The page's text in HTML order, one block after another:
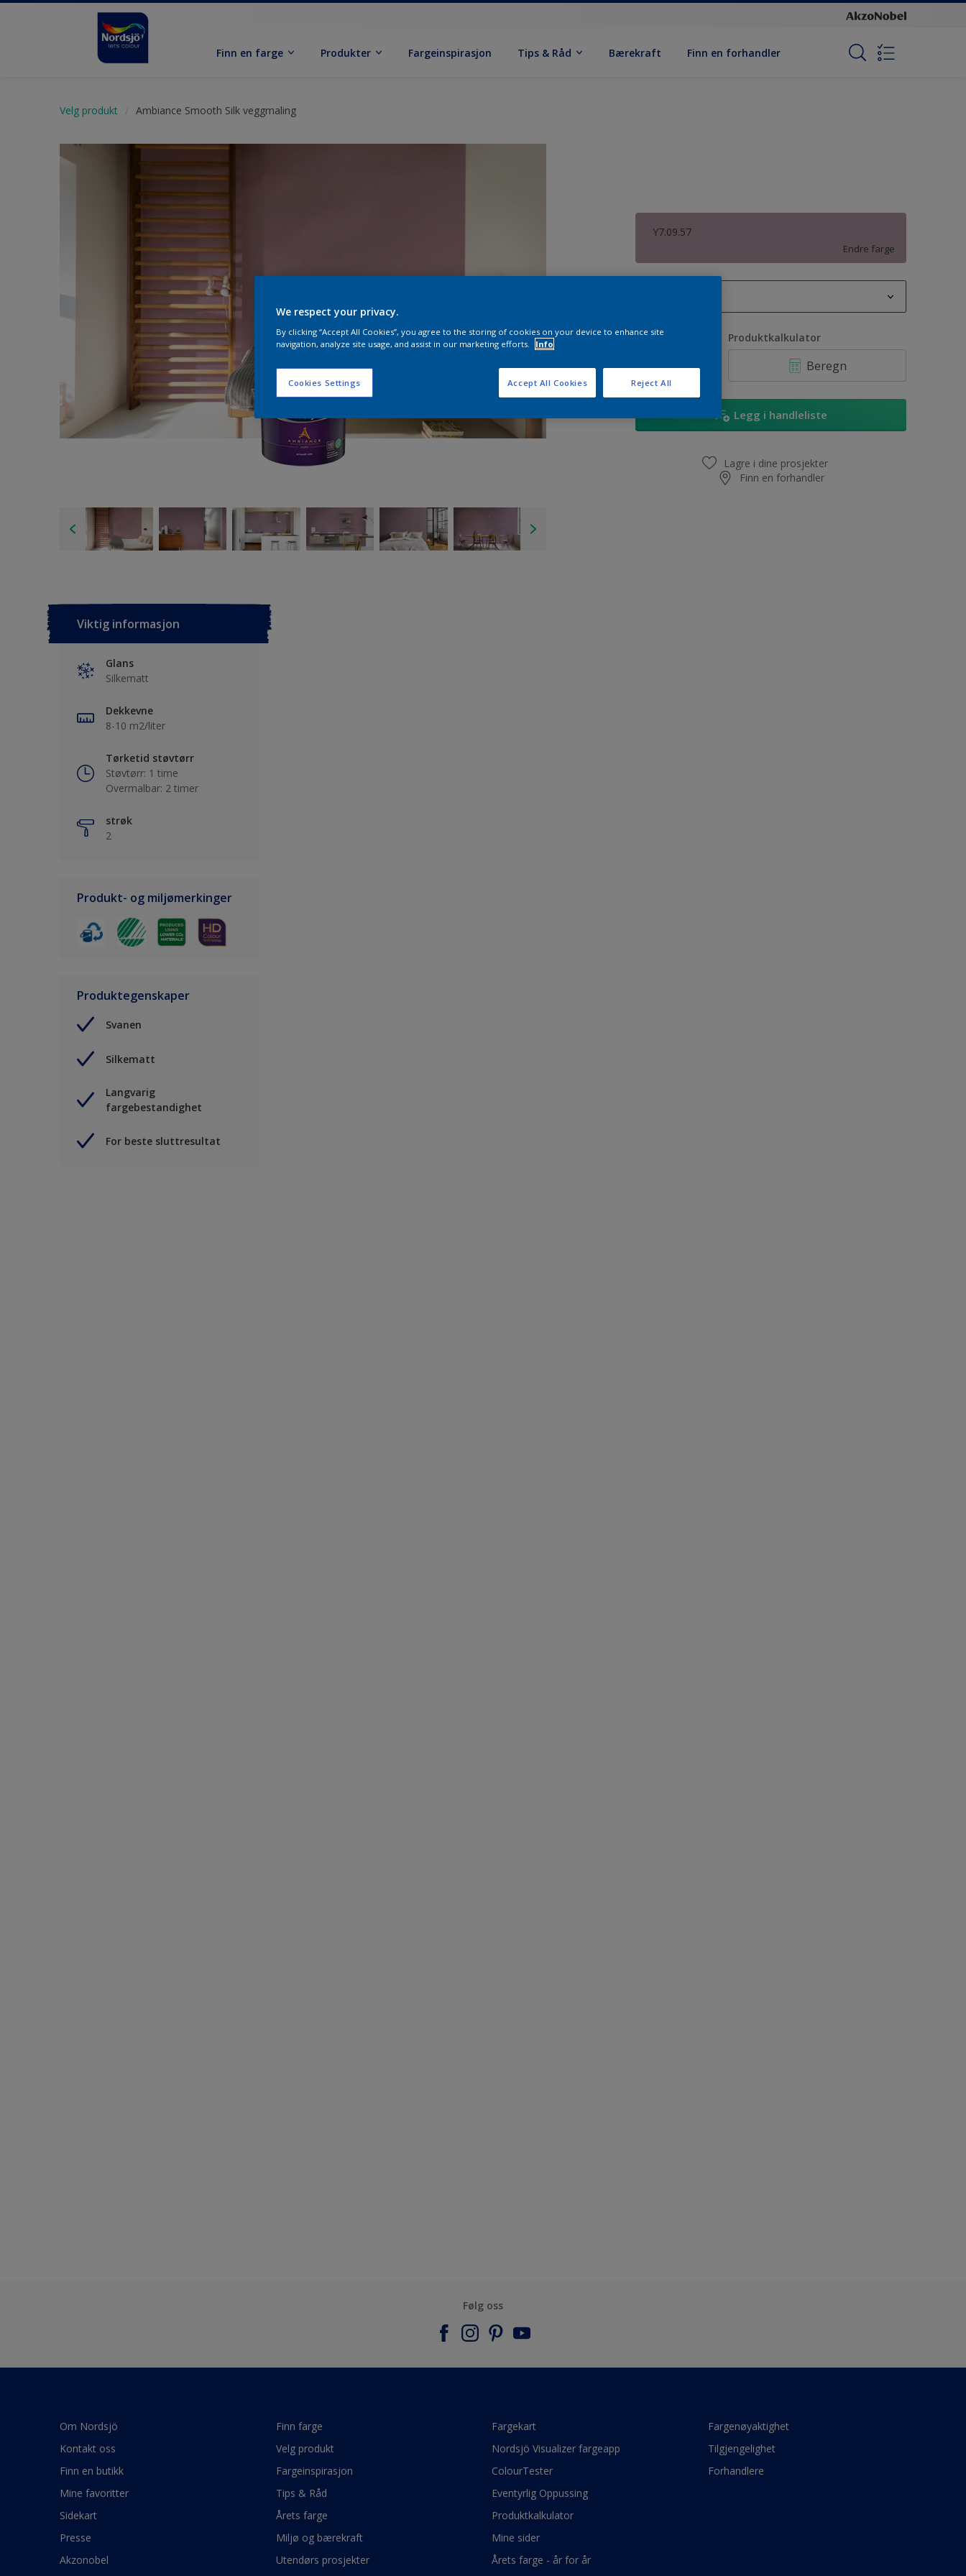
Finn en farge Produkter Fargeinspirasjon Tips & Råd Bærekraft Finn en forhandler
Velg produkt Ambiance Smooth Silk veggmaling
Y7.09.57
Endre farge
5L
Antall Produktkalkulator
Beregn
Legg i handleliste
Lagre i dine prosjekter
Finn en forhandler
Viktig informasjon
Glans
Silkematt
Dekkevne
8-10 m2/liter
Tørketid støvtørr
Støvtørr: 1 time
Overmalbar: 2 timer
strøk
2
Produkt- og miljømerkinger
Produktegenskaper
Svanen
Silkematt
Langvarig
fargebestandighet
For beste sluttresultat
Følg oss
Om Nordsjö
Kontakt oss
Finn en butikk
Mine favoritter
Sidekart
Presse
Akzonobel
Finn farge
Velg produkt
Fargeinspirasjon
Tips & Råd
Årets farge
Miljø og bærekraft
Utendørs prosjekter
Fargekart
Nordsjö Visualizer fargeapp
ColourTester
Eventyrlig Oppussing
Produktkalkulator
Mine sider
Årets farge - år for år
Fargenøyaktighet
Tilgjengelighet
Forhandlere
We respect your privacy.
By clicking “Accept All Cookies”, you agree to the storing of cookies on your device to enhance site
navigation, analyze site usage, and assist in our marketing efforts.
Info
Cookies Settings Reject All
Accept All Cookies